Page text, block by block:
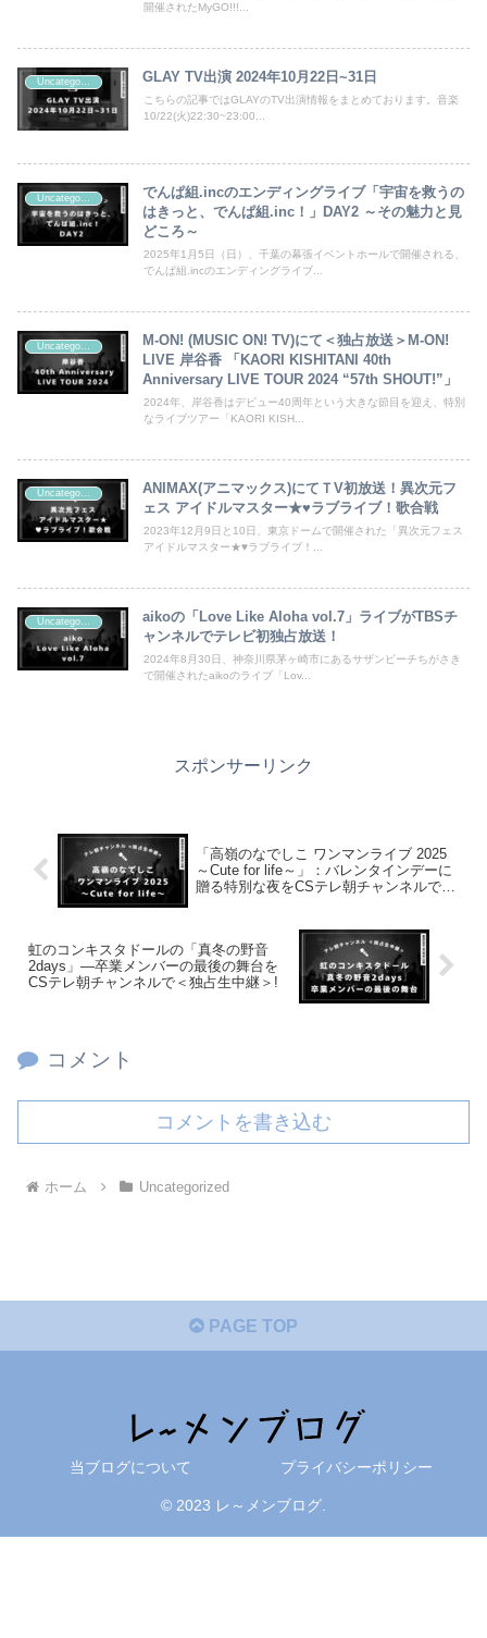
開催されたMyGO!!!...
Uncategorized GLAY TV出演 2024年10月22日~31日
こちらの記事ではGLAYのTV出演情報をまとめております。音楽
10/22(火)22:30~23:00...
でんぱ組.incのエンディングライブ「宇宙を救うの
はきっと、でんぱ組.inc！」DAY2 ～その魅力と見
どころ～
2025年1月5日（日）、千葉の幕張イベントホールで開催される、
でんぱ組.incのエンディングライブ...
M-ON! (MUSIC ON! TV)にて＜独占放送＞M-ON!
LIVE 岸谷香 「KAORI KISHITANI 40th
Anniversary LIVE TOUR 2024 “57th SHOUT!”」
2024年、岸谷香はデビュー40周年という大きな節目を迎え、特別
なライブツアー「KAORI KISH...
Uncategorized
ANIMAX(アニマックス)にてＴV初放送！異次元フ
ェス アイドルマスター★♥ラブライブ！歌合戦
2023年12月9日と10日、東京ドームで開催された「異次元フェス
アイドルマスター★♥ラブライブ！...
Uncategorized
aikoの「Love Like Aloha vol.7」ライブがTBSチ
ャンネルでテレビ初独占放送！
2024年8月30日、神奈川県茅ヶ崎市にあるサザンビーチちがさき
で開催されたaikoのライブ「Lov...
スポンサーリンク
「高嶺のなでしこ ワンマンライブ 2025
～Cute for life～」：バレンタインデーに
贈る特別な夜をCSテレ朝チャンネルで<
虹のコンキスタドールの「真冬の野音
2days」―卒業メンバーの最後の舞台を
CSテレ朝チャンネルで＜独占生中継＞!
コメント
コメントを書き込む
ホーム Uncategorized
PAGE TOP
当ブログについて プライバシーポリシー
© 2023 レ～メンブログ.